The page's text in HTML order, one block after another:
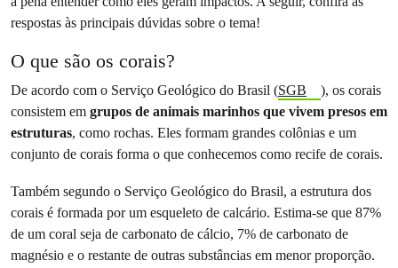
respostas às principais dúvidas sobre o tema!
O que são os corais?
De acordo com o Serviço Geológico do Brasil (SGB
), os corais
consistem em grupos de animais marinhos que vivem presos em
estruturas, como rochas. Eles formam grandes colônias e um
conjunto de corais forma o que conhecemos como recife de corais.
Também segundo o Serviço Geológico do Brasil, a estrutura dos
corais é formada por um esqueleto de calcário. Estima-se que 87%
de um coral seja de carbonato de cálcio, 7% de carbonato de
magnésio e o restante de outras substâncias em menor proporção.